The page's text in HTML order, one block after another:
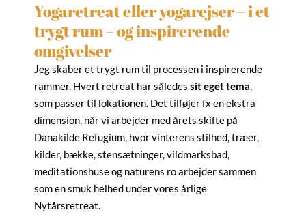
Yogaretreat eller yogarejser – i et
trygt rum – og inspirerende
omgivelser
Jeg skaber et trygt rum til processen i inspirerende
rammer. Hvert retreat har således sit eget tema,
som passer til lokationen. Det tilføjer fx en ekstra
dimension, når vi arbejder med årets skifte på
Danakilde Refugium, hvor vinterens stilhed, træer,
kilder, bække, stensætninger, vildmarksbad,
meditationshuse og naturens ro arbejder sammen
som en smuk helhed under vores årlige
Nytårsretreat.